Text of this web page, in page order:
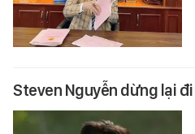
Steven Nguyễn dừng lại